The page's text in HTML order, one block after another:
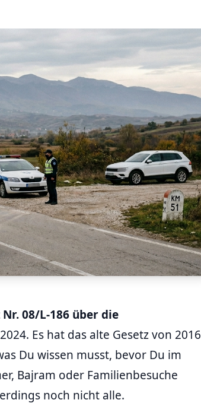
Nr. 08/L-186 über die
Es hat das alte Gesetz von 2016
Du wissen musst, bevor Du im
Bajram oder Familienbesuche
noch nicht alle.